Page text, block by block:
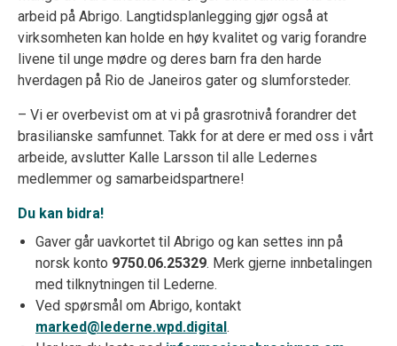
arbeid på Abrigo. Langtidsplanlegging gjør også at
virksomheten kan holde en høy kvalitet og varig forandre
livene til unge mødre og deres barn fra den harde
hverdagen på Rio de Janeiros gater og slumforsteder.
– Vi er overbevist om at vi på grasrotnivå forandrer det
brasilianske samfunnet. Takk for at dere er med oss i vårt
arbeide, avslutter Kalle Larsson til alle Ledernes
medlemmer og samarbeidspartnere!
Du kan bidra!
Gaver går uavkortet til Abrigo og kan settes inn på
norsk konto 9750.06.25329. Merk gjerne innbetalingen
med tilknytningen til Lederne.
Ved spørsmål om Abrigo, kontakt
marked@lederne.wpd.digital.